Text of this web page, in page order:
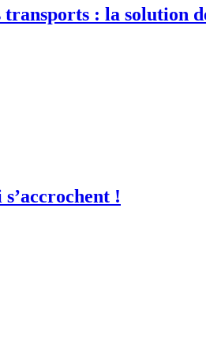
transports : la solution
!